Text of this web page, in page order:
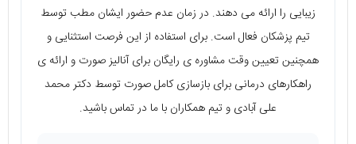
زیبایی را ارائه می دهند. در زمان عدم حضور ایشان مطب توسط
تیم پزشکان فعال است. برای استفاده از این فرصت استثنایی و
همچنین تعیین وقت مشاوره ی رایگان برای آنالیز صورت و ارائه ی
راهکارهای درمانی برای بازسازی کامل صورت توسط دکتر محمد
علی آبادی و تیم همکاران با ما در تماس باشید.